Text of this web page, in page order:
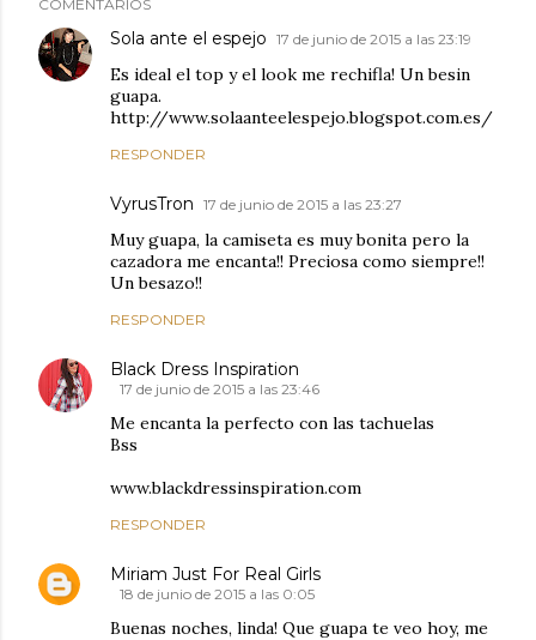
COMENTARIOS
Sola ante el espejo 17 de junio de 2015 a las 23:19
Es ideal el top y el look me rechifla! Un besin
guapa.
http://www.solaanteelespejo.blogspot.com.es/
RESPONDER
VyrusTron 17 de junio de 2015 a las 23:27
Muy guapa, la camiseta es muy bonita pero la
cazadora me encanta!! Preciosa como siempre!!
Un besazo!!
RESPONDER
Black Dress Inspiration
17 de junio de 2015 a las 23:46
Me encanta la perfecto con las tachuelas
Bss
www.blackdressinspiration.com
RESPONDER
Miriam Just For Real Girls
18 de junio de 2015 a las 0:05
Buenas noches, linda! Que guapa te veo hoy, me